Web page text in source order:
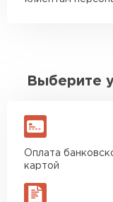
Выберите
Оплата
картой